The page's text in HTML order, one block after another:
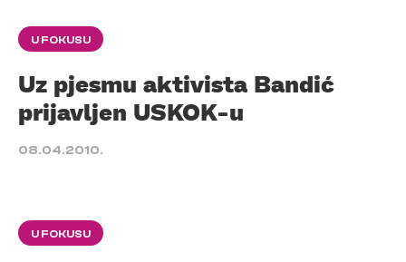
U FOKUSU
Uz pjesmu aktivista Bandić
prijavljen USKOK-u
08.04.2010.
U FOKUSU